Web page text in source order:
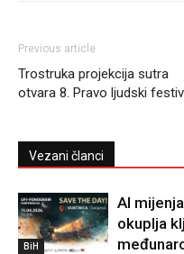
Previous article
Trostruka projekcija sutra
otvara 8. Pravo ljudski
Vezani članci
BiH
AI
okuplja